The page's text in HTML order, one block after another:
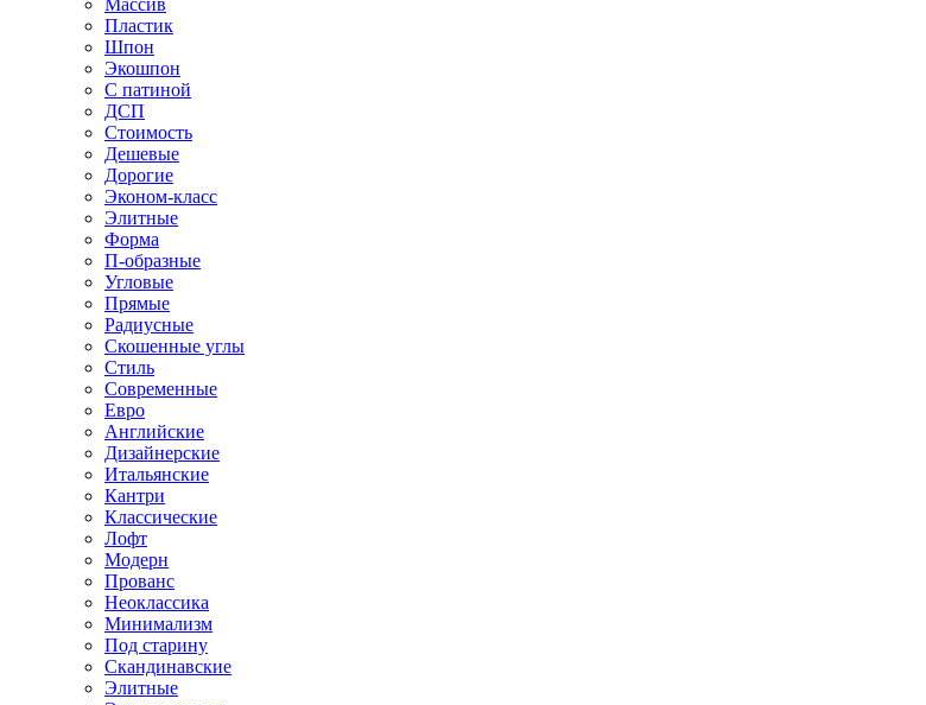
Пластик
Шпон
Экошпон
С патиной
ДСП
Стоимость
Дешевые
Дорогие
Эконом-класс
Элитные
Форма
П-образные
Угловые
Прямые
Радиусные
Скошенные углы
Стиль
Современные
Евро
Английские
Дизайнерские
Итальянские
Кантри
Классические
Лофт
Модерн
Прованс
Неоклассика
Минимализм
Под старину
Скандинавские
Элитные